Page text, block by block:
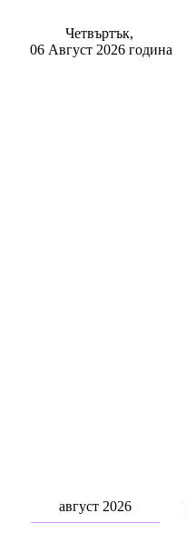
Четвъртък,
06 Август 2026 година
август 2026